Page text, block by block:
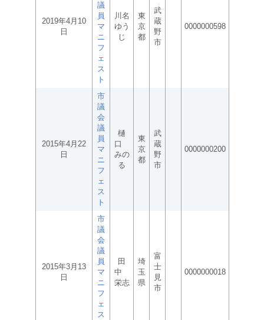
2019年4月10
日
議
員
マ
ニ
フ
ェ
ス
ト
川名
ゆう
じ
東
京
都
武
蔵
野
市
0000000598
2015年4月22
日
市
議
会
議
員
マ
ニ
フ
ェ
ス
ト
樋
口
みの
る
東
京
都
武
蔵
野
市
0000000200
2015年3月13
日
市
議
会
議
員
マ
ニ
フ
ェ
ス
田
中
栄志
埼
玉
県
富
士
見
市
0000000018